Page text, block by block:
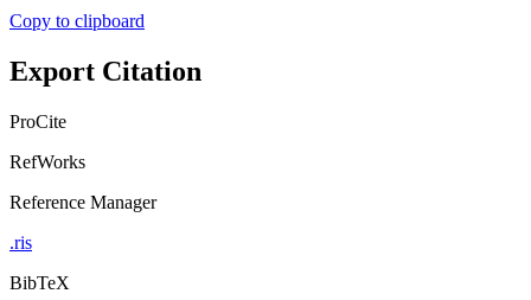
Copy to clipboard
Export Citation
ProCite
RefWorks
Reference Manager
.ris
BibTeX